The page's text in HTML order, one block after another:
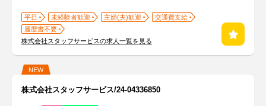
平日 未経験者歓迎 主婦(夫)歓迎
交通費支給
履歴書不要
株式会社スタッフサービスの求人一覧を見る
NEW
株式会社スタッフサービス/24-04336850